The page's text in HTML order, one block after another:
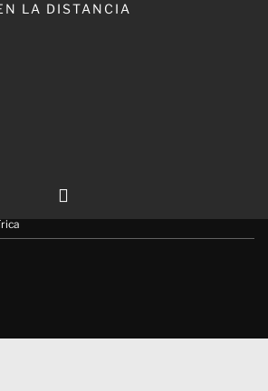
LA DISTANCIA
Luisa Fernanda para